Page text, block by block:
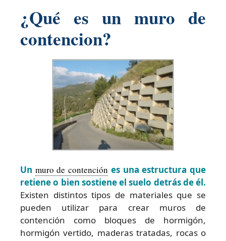
¿Qué es un muro de
contencion?
Un muro de contención es una estructura que
retiene o bien sostiene el suelo detrás de él.
Existen distintos tipos de materiales que se
pueden utilizar para crear muros de
contención como bloques de hormigón,
hormigón vertido, maderas tratadas, rocas o